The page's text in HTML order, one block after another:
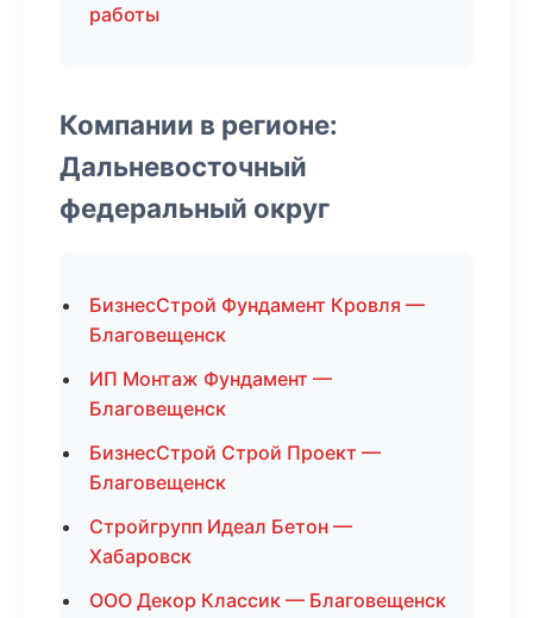
работы
Компании в регионе:
Дальневосточный
федеральный округ
БизнесСтрой Фундамент Кровля —
Благовещенск
ИП Монтаж Фундамент —
Благовещенск
БизнесСтрой Строй Проект —
Благовещенск
Стройгрупп Идеал Бетон —
Хабаровск
ООО Декор Классик — Благовещенск